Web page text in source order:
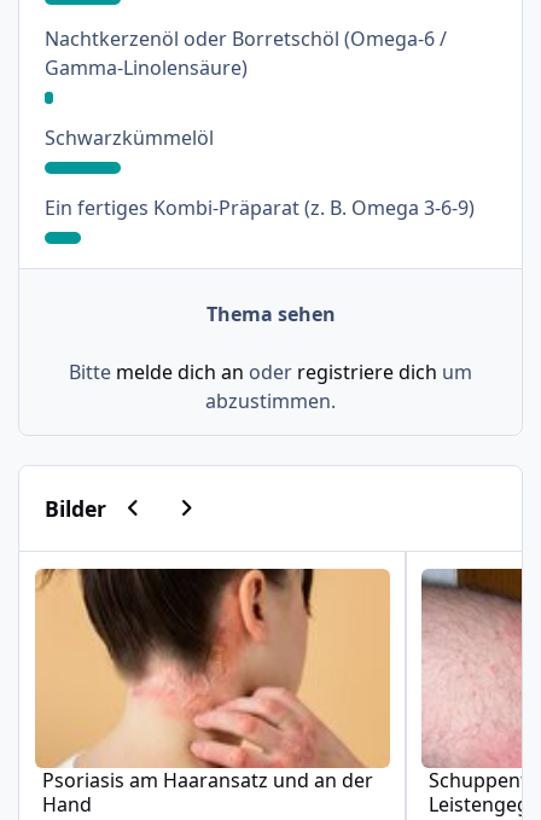
Nachtkerzenöl oder Borretschöl (Omega-6 /
Gamma-Linolensäure): 2%
Schwarzkümmelöl: 17%
Ein fertiges Kombi-Präparat (z. B. Omega 3-6-9): 8%
Thema sehen
Bitte melde dich an oder registriere dich um
abzustimmen.
BilderVorherige Karussell-Folie
Nächste Karussell-Folie
Psoriasis am Haaransatz und an der Hand
Psoriasis am Haaransatz und an der
Hand